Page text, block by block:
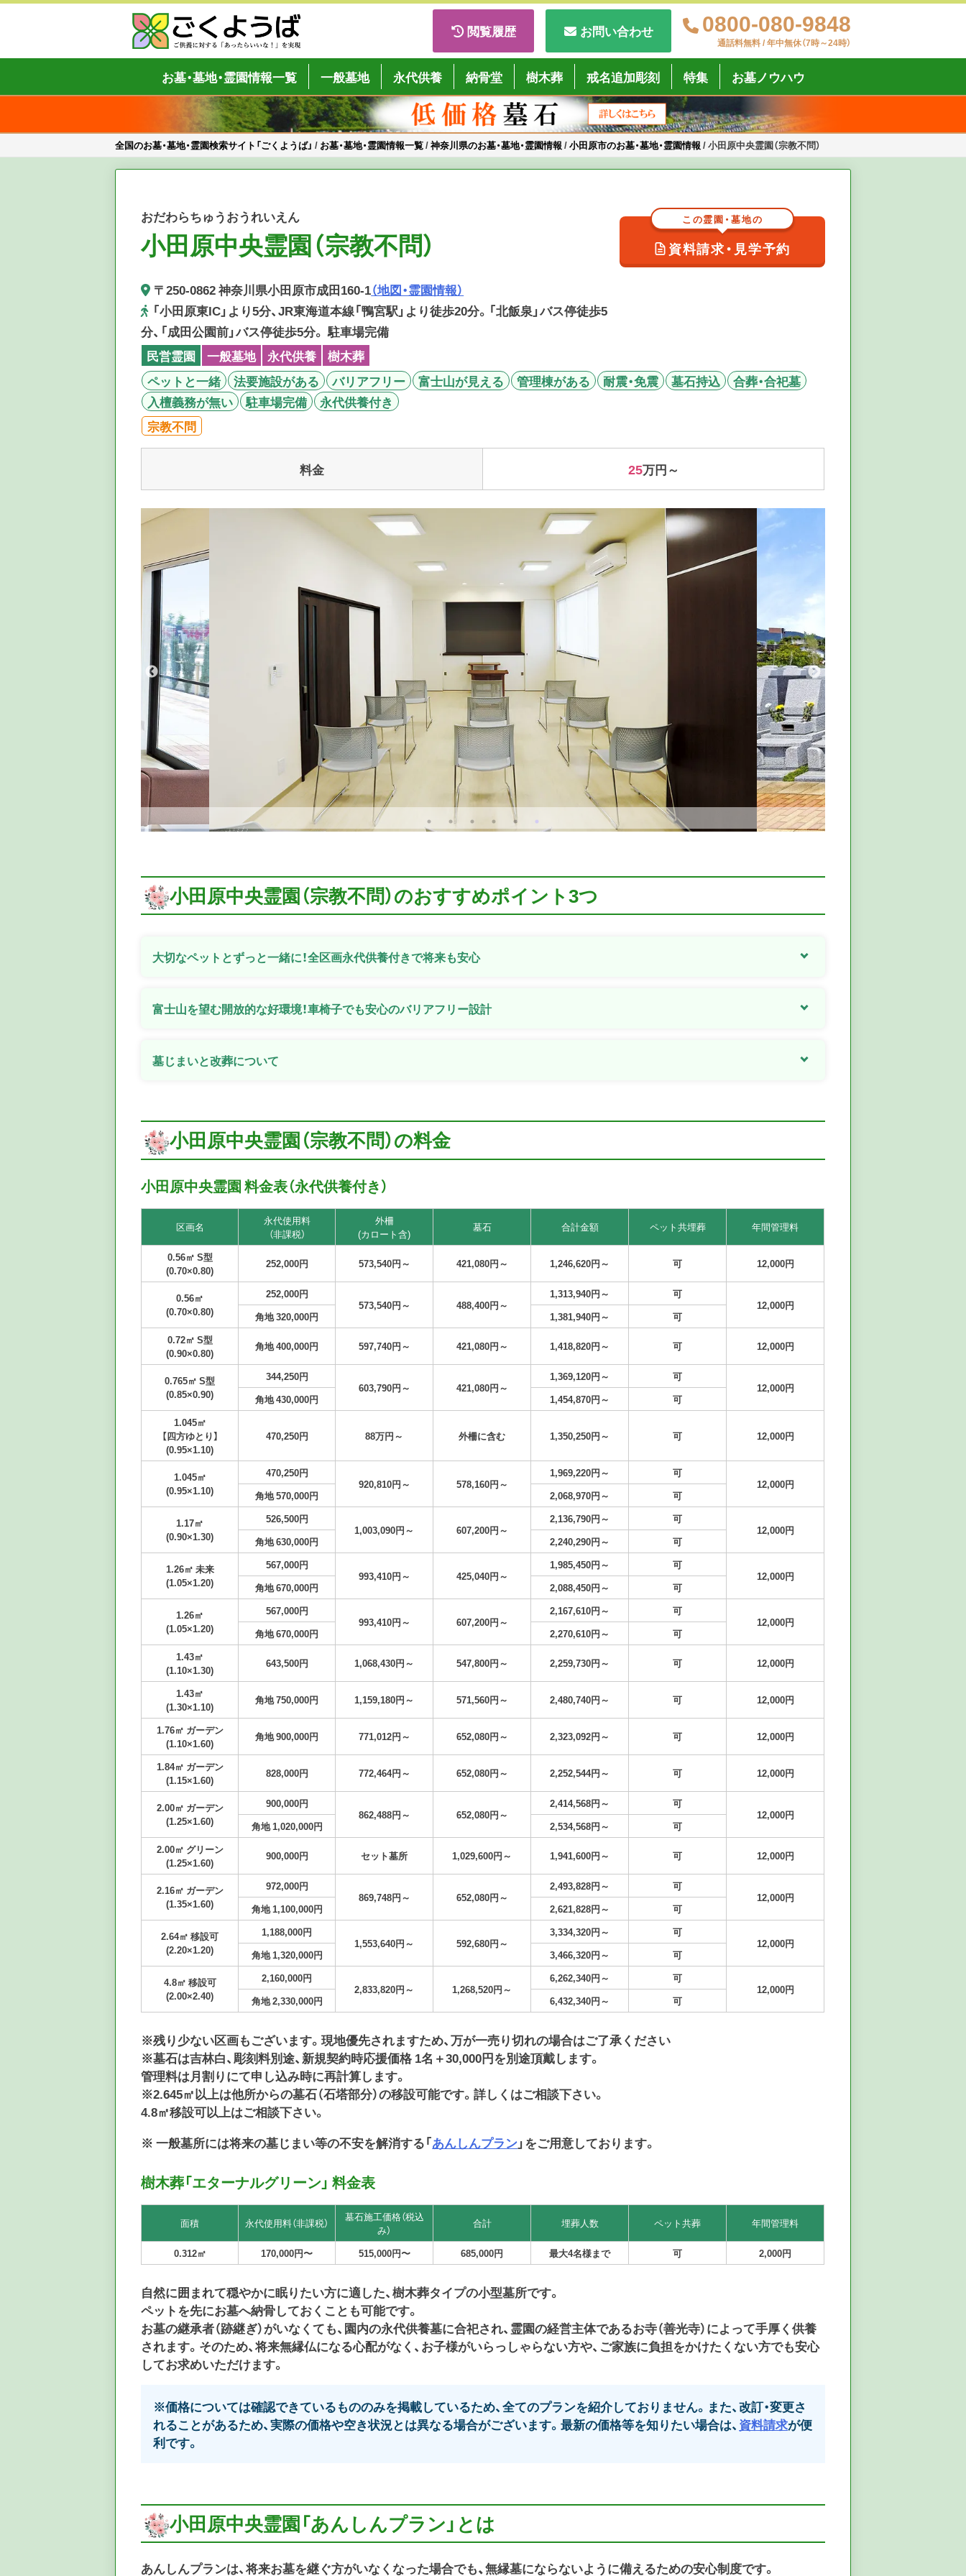
Skip
全国のお墓・墓地・霊園検索サイト「ごくようば」
ご供養をもっと身近に
閲覧履歴 お問い合わせ 0800-080-9848
通話料無料 / 年中無休（7時～24時）
お墓・墓地・霊園情報一覧 一般墓地 永代供養 納骨堂 樹木葬 戒名追加彫刻 特集 お墓ノウハウ
全国のお墓・墓地・霊園検索サイト「ごくようば」 / お墓・墓地・霊園情報一覧/神奈川県のお墓・墓地・霊園情報 /小田原市のお墓・墓地・霊園情報 /小田原中央霊園（宗教不問）
おだわらちゅうおうれいえん
小田原中央霊園（宗教不問）
〒250-0862 神奈川県小田原市成田160-1（地図・霊園情報）
「小田原東IC」より5分、JR東海道本線「鴨宮駅」より徒歩20分。「北飯泉」バス停徒歩5
分、「成田公園前」バス停徒歩5分。 駐車場完備
この霊園・墓地の
資料請求・見学予約
民営霊園 一般墓地 永代供養
樹木葬
ペットと一緒
法要施設がある バリアフリー 富士山が見える 管理棟がある 耐震・免震 墓石持込
合葬・合祀墓
入檀義務が無い
駐車場完備
永代供養付き
宗教不問
料金 25万円～
小田原中央霊園（宗教不問）のおすすめポイント3つ
大切なペットとずっと一緒に！全区画永代供養付きで将来も安心
富士山を望む開放的な好環境！車椅子でも安心のバリアフリー設計
墓じまいと改葬について
小田原中央霊園（宗教不問）の料金
小田原中央霊園 料金表（永代供養付き）
区画名
永代使用料
（非課税）
外柵
(カロート含)
墓石 合計金額 ペット共埋葬 年間管理料
0.56㎡ S型
(0.70×0.80)
252,000円 573,540円～ 421,080円～ 1,246,620円～ 可 12,000円
0.56㎡
(0.70×0.80)
252,000円
573,540円～
488,400円～
1,313,940円～
可
12,000円
角地 320,000円
1,381,940円～
可
0.72㎡ S型
(0.90×0.80)
角地 400,000円 597,740円～ 421,080円～ 1,418,820円～ 可 12,000円
0.765㎡ S型
(0.85×0.90)
344,250円
603,790円～
421,080円～
1,369,120円～
可
12,000円
角地 430,000円
1,454,870円～
可
1.045㎡
【四方ゆとり】
(0.95×1.10)
470,250円 88万円～ 外柵に含む 1,350,250円～ 可 12,000円
1.045㎡
(0.95×1.10)
470,250円
920,810円～
578,160円～
1,969,220円～
可
12,000円
角地 570,000円
2,068,970円～
可
1.17㎡
(0.90×1.30)
526,500円
1,003,090円～
607,200円～
2,136,790円～
可
12,000円
角地 630,000円
2,240,290円～
可
1.26㎡ 未来
(1.05×1.20)
567,000円
993,410円～
425,040円～
1,985,450円～
可
12,000円
角地 670,000円
2,088,450円～
可
1.26㎡
(1.05×1.20)
567,000円
993,410円～
607,200円～
2,167,610円～
可
12,000円
角地 670,000円
2,270,610円～
可
1.43㎡
(1.10×1.30)
643,500円 1,068,430円～ 547,800円～ 2,259,730円～ 可 12,000円
1.43㎡
(1.30×1.10)
角地 750,000円 1,159,180円～ 571,560円～ 2,480,740円～ 可 12,000円
1.76㎡ ガーデン
(1.10×1.60)
角地 900,000円 771,012円～ 652,080円～ 2,323,092円～ 可 12,000円
1.84㎡ ガーデン
(1.15×1.60)
828,000円 772,464円～ 652,080円～ 2,252,544円～ 可 12,000円
2.00㎡ ガーデン
(1.25×1.60)
900,000円
862,488円～
652,080円～
2,414,568円～
可
12,000円
角地 1,020,000円
2,534,568円～
可
2.00㎡ グリーン
(1.25×1.60)
900,000円 セット墓所 1,029,600円～ 1,941,600円～ 可 12,000円
2.16㎡ ガーデン
(1.35×1.60)
972,000円
869,748円～
652,080円～
2,493,828円～
可
12,000円
角地 1,100,000円
2,621,828円～
可
2.64㎡ 移設可
(2.20×1.20)
1,188,000円
1,553,640円～
592,680円～
3,334,320円～
可
12,000円
角地 1,320,000円
3,466,320円～
可
4.8㎡ 移設可
(2.00×2.40)
2,160,000円
2,833,820円～
1,268,520円～
6,262,340円～
可
12,000円
角地 2,330,000円
6,432,340円～ 可
※残り少ない区画もございます。現地優先されますため、万が一売り切れの場合はご了承ください
※墓石は吉林白、彫刻料別途、新規契約時応援価格 1名＋30,000円を別途頂戴します。
管理料は月割りにて申し込み時に再計算します。
※2.645㎡以上は他所からの墓石（石塔部分）の移設可能です。詳しくはご相談下さい。
4.8㎡移設可以上はご相談下さい。
※ 一般墓所には将来の墓じまい等の不安を解消する「あんしんプラン」をご用意しております。
樹木葬「エターナルグリーン」 料金表
面積 永代使用料（非課税）
墓石施工価格（税込
み）
合計 埋葬人数 ペット共葬 年間管理料
0.312㎡ 170,000円〜 515,000円〜 685,000円 最大4名様まで 可 2,000円
自然に囲まれて穏やかに眠りたい方に適した、樹木葬タイプの小型墓所です。
ペットを先にお墓へ納骨しておくことも可能です。
お墓の継承者（跡継ぎ）がいなくても、園内の永代供養墓に合祀され、霊園の経営主体であるお寺（善光寺）によって手厚く供養
されます。そのため、将来無縁仏になる心配がなく、お子様がいらっしゃらない方や、ご家族に負担をかけたくない方でも安心
してお求めいただけます。
※価格については確認できているもののみを掲載しているため、全てのプランを紹介しておりません。また、改訂・変更さ
れることがあるため、実際の価格や空き状況とは異なる場合がございます。最新の価格等を知りたい場合は、 資料請求が便
利です。
小田原中央霊園「あんしんプラン」とは
あんしんプランは、将来お墓を継ぐ方がいなくなった場合でも、無縁墓にならないように備えるための安心制度です。